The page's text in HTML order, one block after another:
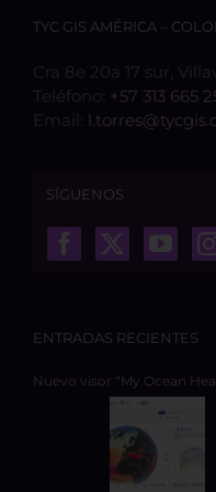
TYC GIS AMÉRICA –
Cra 8e 20a 17 sur,
Teléfono: +57 313 665
Email:
SÍGUENOS
ENTRADAS RECIENTES
Nuevo visor “My Ocean